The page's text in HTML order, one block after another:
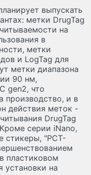
выпускать
метки DrugTag
на
в
метки
и LogTag для
метки диапазона
90 нм,
gen2, что
производство, и в
действия меток -
DrugTag
серии iNano,
стикеры, "РСТ-
пластиковом
установки на